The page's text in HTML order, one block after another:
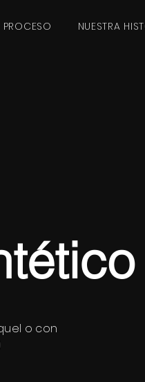
PROCESO NUESTRA
o con